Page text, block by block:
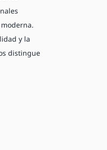
y la
distingue